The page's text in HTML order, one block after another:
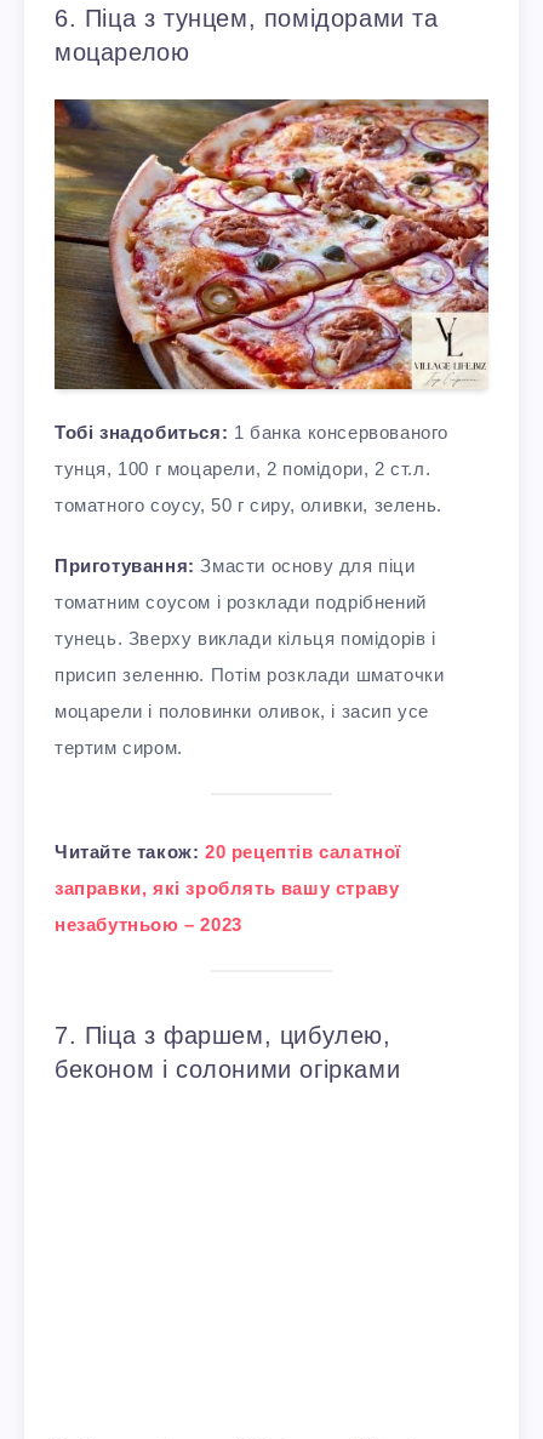
6. Піца з тунцем, помідорами та
моцарелою
Тобі знадобиться: 1 банка консервованого
тунця, 100 г моцарели, 2 помідори, 2 ст.л.
томатного соусу, 50 г сиру, оливки, зелень.
Приготування: Змасти основу для піци
томатним соусом і розклади подрібнений
тунець. Зверху виклади кільця помідорів і
присип зеленню. Потім розклади шматочки
моцарели і половинки оливок, і засип усе
тертим сиром.
Читайте також: 20 рецептів салатної
заправки, які зроблять вашу страву
незабутньою – 2023
7. Піца з фаршем, цибулею,
беконом і солоними огірками